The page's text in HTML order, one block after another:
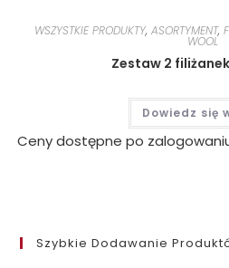
WSZYSTKIE PRODUKTY, ASORTYMENT,
WOOL
Zestaw 2
Dowiedz się
Ceny dostępne po
Szybkie Dodawanie